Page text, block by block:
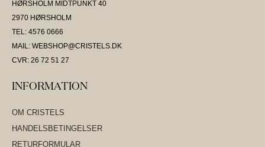
HØRSHOLM MIDTPUNKT 40
2970 HØRSHOLM
TEL: 4576 0666
MAIL: WEBSHOP@CRISTELS.DK
CVR: 26 72 51 27
INFORMATION
OM CRISTELS
HANDELSBETINGELSER
RETURFORMULAR